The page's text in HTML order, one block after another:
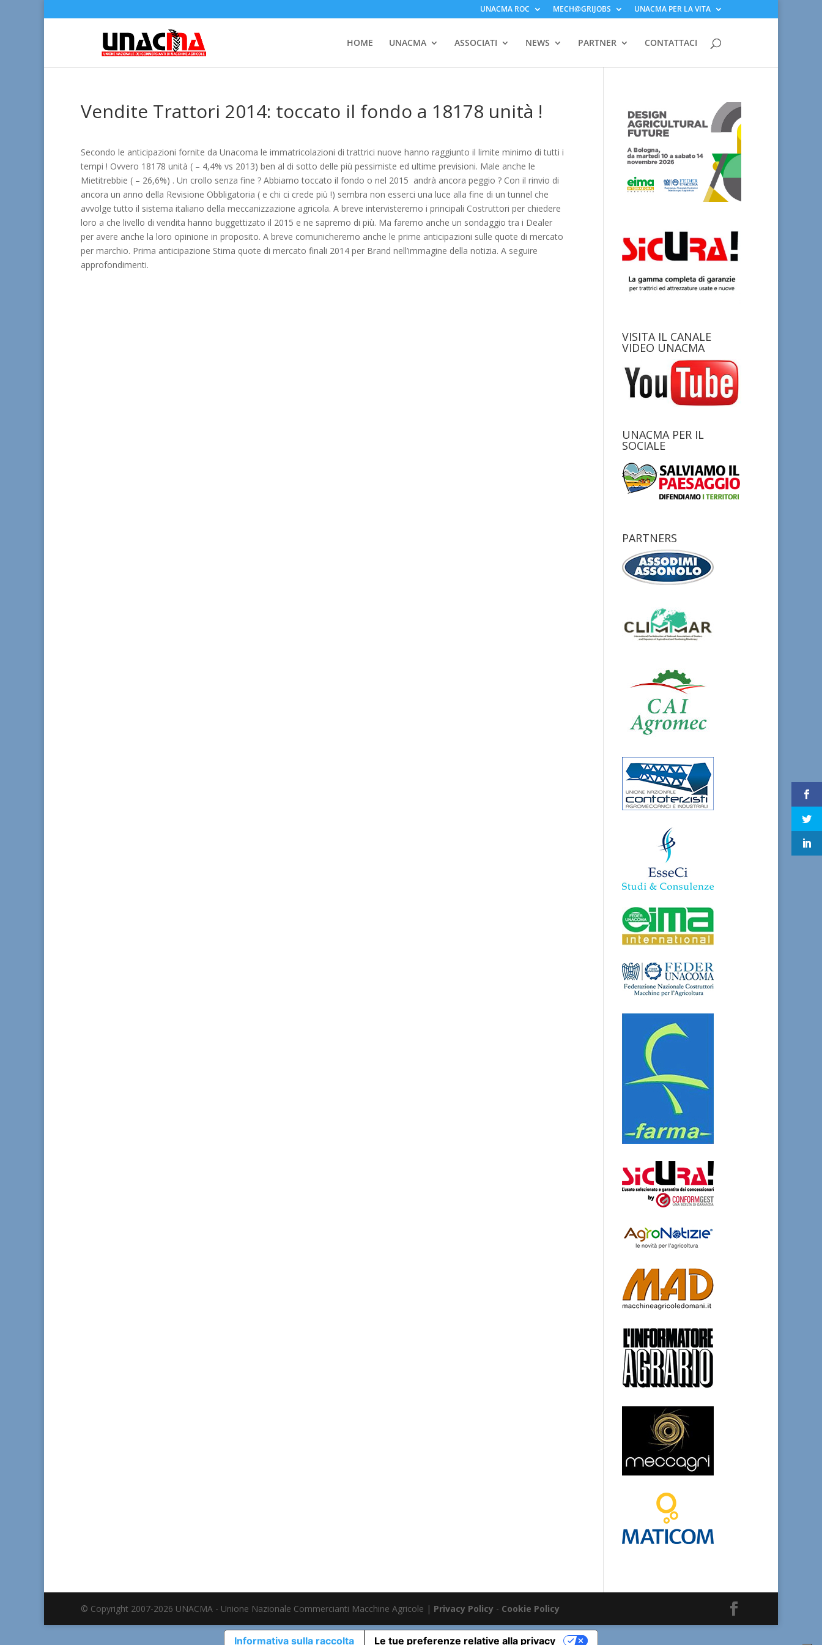
UNACMA ROC MECH@GRIJOBS UNACMA PER LA VITA
HOME UNACMA ASSOCIATI NEWS PARTNER CONTATTACI
Vendite Trattori 2014: toccato il fondo a 18178 unità !
Secondo le anticipazioni fornite da Unacoma le immatricolazioni di trattrici nuove hanno raggiunto il limite minimo di tutti i
tempi ! Ovvero 18178 unità ( – 4,4% vs 2013) ben al di sotto delle più pessimiste ed ultime previsioni. Male anche le
Mietitrebbie ( – 26,6%) . Un crollo senza fine ? Abbiamo toccato il fondo o nel 2015 andrà ancora peggio ? Con il rinvio di
ancora un anno della Revisione Obbligatoria ( e chi ci crede più !) sembra non esserci una luce alla fine di un tunnel che
avvolge tutto il sistema italiano della meccanizzazione agricola. A breve intervisteremo i principali Costruttori per chiedere
loro a che livello di vendita hanno buggettizato il 2015 e ne sapremo di più. Ma faremo anche un sondaggio tra i Dealer
per avere anche la loro opinione in proposito. A breve comunicheremo anche le prime anticipazioni sulle quote di mercato
per marchio. Prima anticipazione Stima quote di mercato finali 2014 per Brand nell’immagine della notizia. A seguire
approfondimenti.
VISITA IL CANALE
VIDEO UNACMA
UNACMA PER IL
SOCIALE
PARTNERS
© Copyright 2007-2026 UNACMA - Unione Nazionale Commercianti Macchine Agricole | Privacy Policy - Cookie Policy
Informativa sulla raccolta Le tue preferenze relative alla privacy